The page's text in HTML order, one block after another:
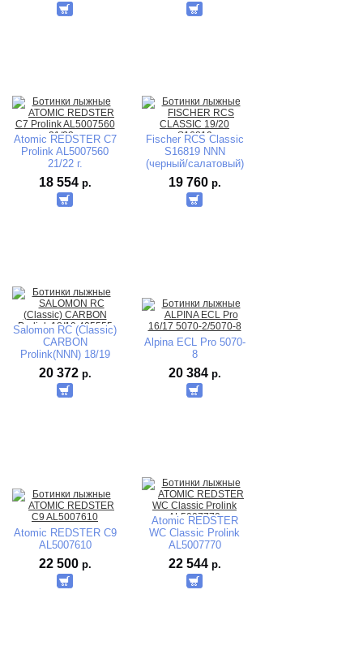
Atomic REDSTER C7
Prolink AL5007560
21/22 г.
18 554 р.
Fischer RCS Classic
S16819 NNN
(черный/салатовый)
2019-2020
19 760 р.
Salomon RC (Classic)
CARBON
Prolink(NNN) 18/19
405555
20 372 р.
Alpina ECL Pro 5070-
8
20 384 р.
Atomic REDSTER C9
AL5007610
22 500 р.
Atomic REDSTER
WC Classic Prolink
AL5007770
22 544 р.